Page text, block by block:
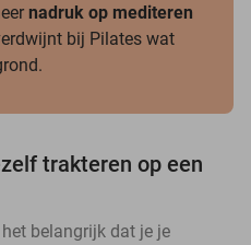
nadruk op mediteren
bij Pilates wat
trakteren op een
belangrijk dat je je